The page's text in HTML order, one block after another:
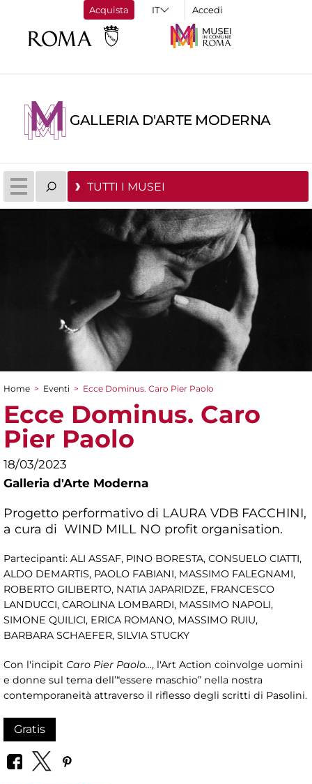
Acquista Accedi
GALLERIA D'ARTE MODERNA
TUTTI I MUSEI
Tu sei qui
Home > Eventi > Ecce Dominus. Caro Pier Paolo
Ecce Dominus. Caro
Pier Paolo
18/03/2023
Galleria d'Arte Moderna
Progetto performativo di LAURA VDB FACCHINI,
a cura di WIND MILL NO profit organisation.
Partecipanti: ALI ASSAF, PINO BORESTA, CONSUELO CIATTI,
ALDO DEMARTIS, PAOLO FABIANI, MASSIMO FALEGNAMI,
ROBERTO GILIBERTO, NATIA JAPARIDZE, FRANCESCO
LANDUCCI, CAROLINA LOMBARDI, MASSIMO NAPOLI,
SIMONE QUILICI, ERICA ROMANO, MASSIMO RUIU,
BARBARA SCHAEFER, SILVIA STUCKY
Con l'incipit Caro Pier Paolo…, l'Art Action coinvolge uomini
e donne sul tema dell’“essere maschio” nella nostra
contemporaneità attraverso il riflesso degli scritti di Pasolini.
Gratis